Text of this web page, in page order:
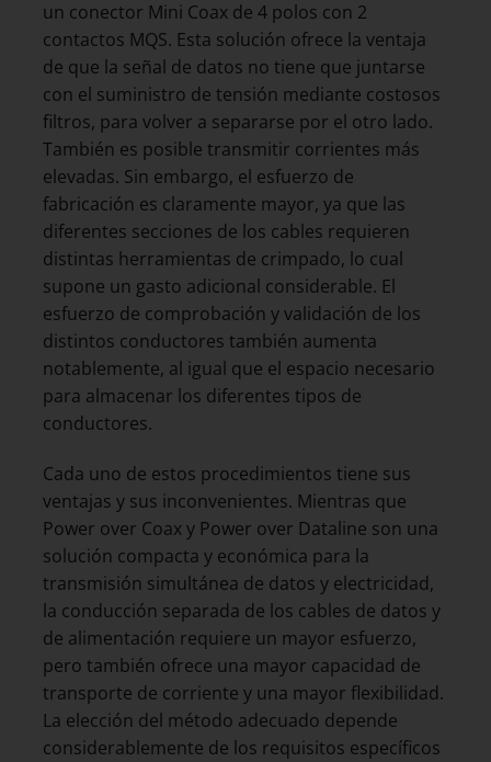
un conector Mini Coax de 4 polos con 2
contactos MQS. Esta solución ofrece la ventaja
de que la señal de datos no tiene que juntarse
con el suministro de tensión mediante costosos
filtros, para volver a separarse por el otro lado.
También es posible transmitir corrientes más
elevadas. Sin embargo, el esfuerzo de
fabricación es claramente mayor, ya que las
diferentes secciones de los cables requieren
distintas herramientas de crimpado, lo cual
supone un gasto adicional considerable. El
esfuerzo de comprobación y validación de los
distintos conductores también aumenta
notablemente, al igual que el espacio necesario
para almacenar los diferentes tipos de
conductores.
Cada uno de estos procedimientos tiene sus
ventajas y sus inconvenientes. Mientras que
Power over Coax y Power over Dataline son una
solución compacta y económica para la
transmisión simultánea de datos y electricidad,
la conducción separada de los cables de datos y
de alimentación requiere un mayor esfuerzo,
pero también ofrece una mayor capacidad de
transporte de corriente y una mayor flexibilidad.
La elección del método adecuado depende
considerablemente de los requisitos específicos